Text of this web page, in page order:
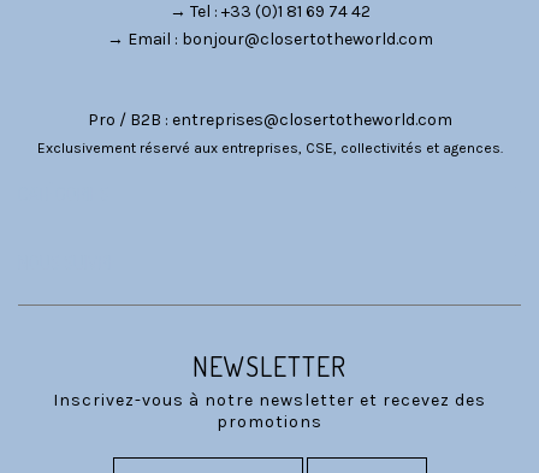
→ Tel : +33 (0)1 81 69 74 42
→ Email : bonjour@closertotheworld.com
Pro / B2B : entreprises@closertotheworld.com
Exclusivement réservé aux entreprises, CSE, collectivités et agences.
NEWSLETTER
Inscrivez-vous à notre newsletter et recevez des
promotions